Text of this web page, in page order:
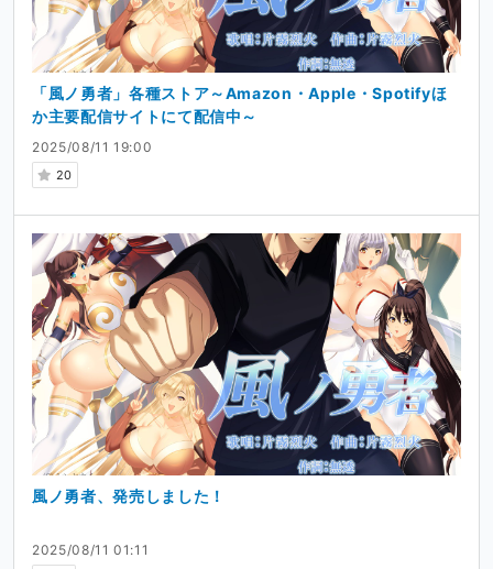
2025/08/11 19:00
20
「風ノ勇者」各種ストア～Amazon・Apple・Spotifyほ
か主要配信サイトにて配信中～
2025/08/11 01:11
風ノ勇者、発売しました！